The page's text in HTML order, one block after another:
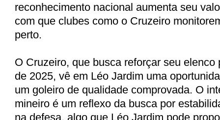
reconhecimento nacional aumenta seu
com que clubes como o Cruzeiro
perto.
O Cruzeiro, que busca reforçar seu elenco
de 2025, vê em Léo Jardim uma
um goleiro de qualidade comprovada. O
mineiro é um reflexo da busca por
na defesa, algo que Léo Jardim pode